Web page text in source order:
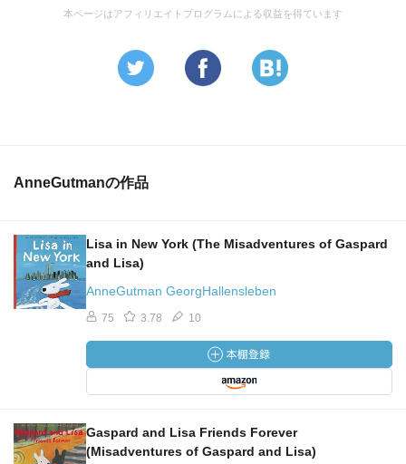
本ページはアフィリエイトプログラムによる収益を得ています
AnneGutmanの作品
Lisa in New York (The Misadventures of Gaspard
and Lisa)
AnneGutman GeorgHallensleben
75 3.78 10
Gaspard and Lisa Friends Forever
(Misadventures of Gaspard and Lisa)